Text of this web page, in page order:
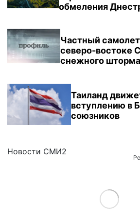
обмеления
Частный самолет
северо-востоке
снежного шторма
Таиланд
вступлению в
союзников
Новости СМИ2
Load More